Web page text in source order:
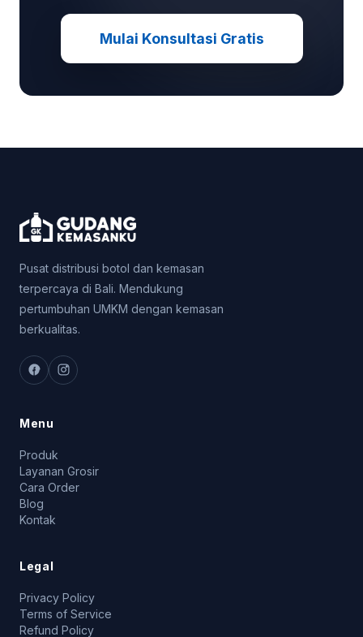
Mulai Konsultasi Gratis
Pusat distribusi botol dan kemasan
terpercaya di Bali. Mendukung
pertumbuhan UMKM dengan kemasan
berkualitas.
Menu
Produk
Layanan Grosir
Cara Order
Blog
Kontak
Legal
Privacy Policy
Terms of Service
Refund Policy